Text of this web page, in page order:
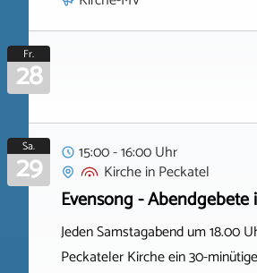
Fr.
28
Sa.
29
15:00 - 16:00 Uhr
KircheinPeckatel
Evensong - Abendgebete
Jeden Samstagabend um 18.00
Peckateler Kirche ein 30-